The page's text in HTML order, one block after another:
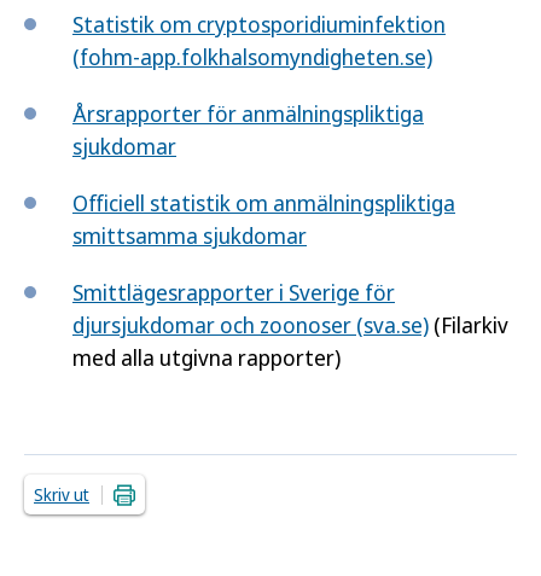
Statistik om cryptosporidiuminfektion
(fohm-app.folkhalsomyndigheten.se)
Årsrapporter för anmälningspliktiga
sjukdomar
Officiell statistik om anmälningspliktiga
smittsamma sjukdomar
Smittlägesrapporter i Sverige för
djursjukdomar och zoonoser (sva.se) (Filarkiv
med alla utgivna rapporter)
Skriv ut